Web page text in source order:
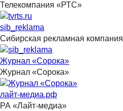
Телекомпания «РТС»
sib_reklama
Сибирская рекламная компания
Журнал «Сорока»
Журнал «Сорока»
лайт-медиа.рф
РА «Лайт-медиа»